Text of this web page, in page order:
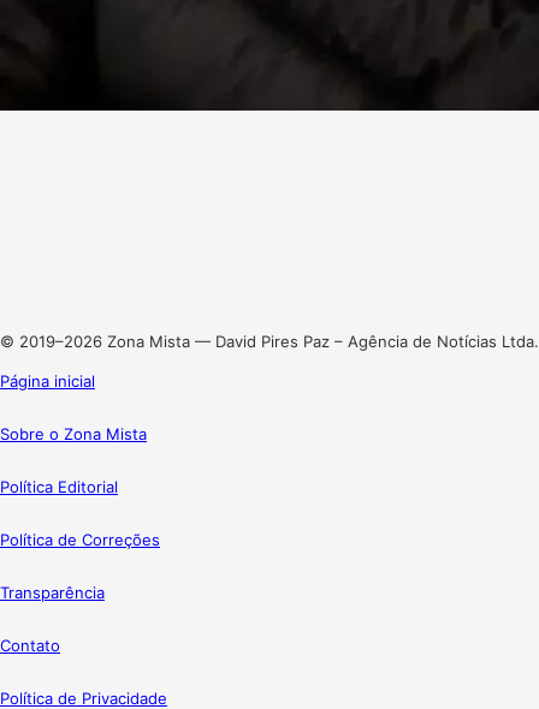
© 2019–2026 Zona Mista — David Pires Paz – Agência de Notícias Ltda.
Página inicial
Sobre o Zona Mista
Política Editorial
Política de Correções
Transparência
Contato
Política de Privacidade